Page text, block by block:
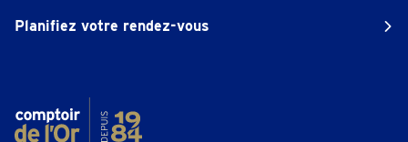
Planifiez votre rendez-vous